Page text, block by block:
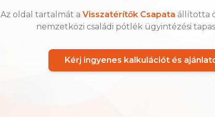
Az oldal tartalmát a Visszatérítők Csapata állította
nemzetközi családi pótlék ügyintézési
Kérj ingyenes kalkulációt és